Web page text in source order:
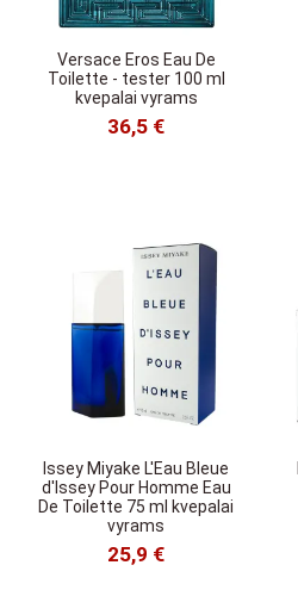
Versace Eros Eau De
Toilette - tester 100 ml
kvepalai vyrams
36,5 €
Issey Miyake L'Eau Bleue
d'Issey Pour Homme Eau
De Toilette 75 ml kvepalai
vyrams
25,9 €